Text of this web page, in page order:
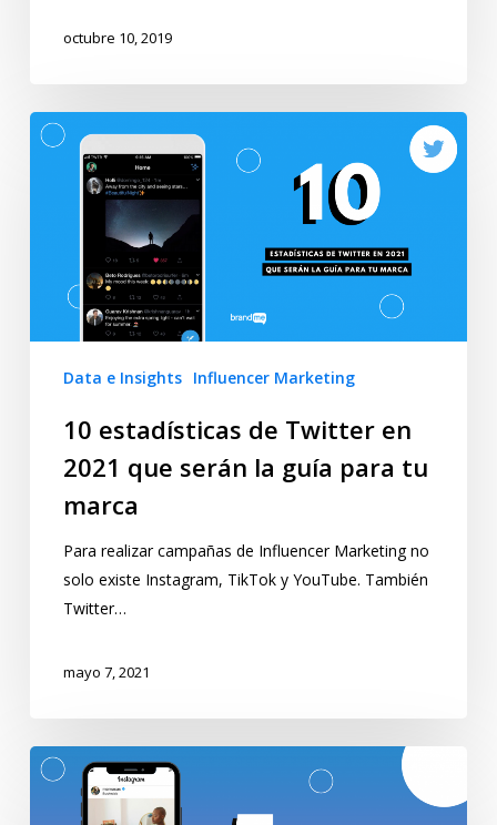
octubre 10, 2019
Data e Insights Influencer Marketing
10 estadísticas de Twitter en
2021 que serán la guía para tu
marca
Para realizar campañas de Influencer Marketing no
solo existe Instagram, TikTok y YouTube. También
Twitter…
mayo 7, 2021